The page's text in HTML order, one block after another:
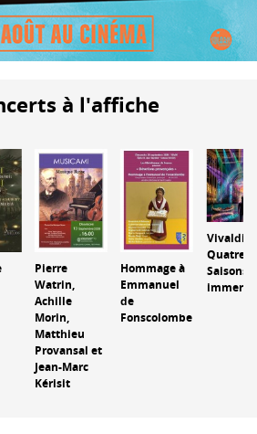
à l'affiche
Pierre
Watrin,
Achille
Morin,
Matthieu
Provansal et
Jean-Marc
Kérisit
Hommage à
Emmanuel
de
Fonscolombe
Vivaldi :
Quatre
Saisons
immersif